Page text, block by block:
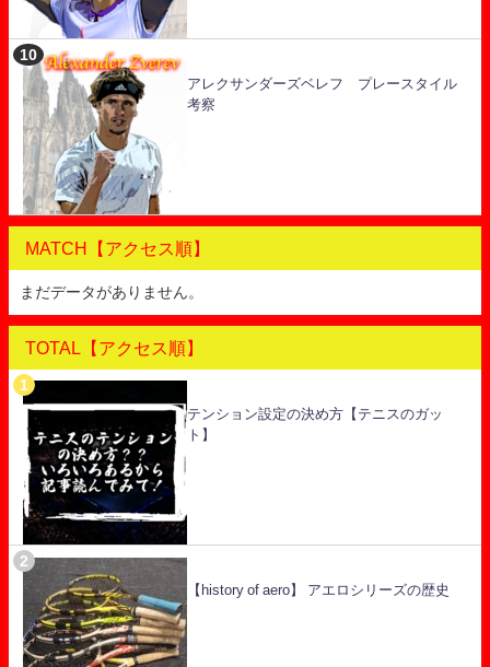
アレクサンダーズベレフ プレースタイル
考察
MATCH【アクセス順】
まだデータがありません。
TOTAL【アクセス順】
テンション設定の決め方【テニスのガッ
ト】
【history of aero】 アエロシリーズの歴史